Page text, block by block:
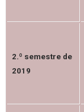
2.º semestre de
2019